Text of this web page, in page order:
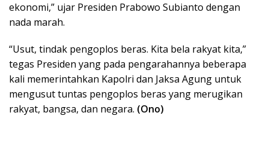
ekonomi,” ujar Presiden Prabowo Subianto dengan
nada marah.
“Usut, tindak pengoplos beras. Kita bela rakyat kita,”
tegas Presiden yang pada pengarahannya beberapa
kali memerintahkan Kapolri dan Jaksa Agung untuk
mengusut tuntas pengoplos beras yang merugikan
rakyat, bangsa, dan negara. (Ono)